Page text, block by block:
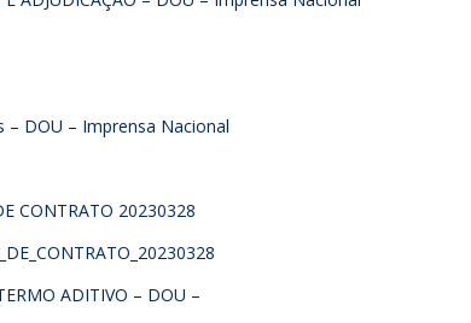
– DOU – Imprensa Nacional
CONTRATO 20230328
ADITIVO – DOU –